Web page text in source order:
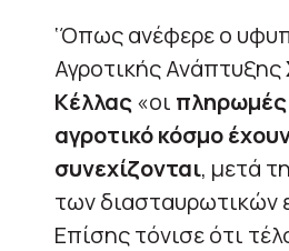
‘Όπως ανέφερε ο
Αγροτικής Ανάπτυξης
Κέλλας«οι
αγροτικό κόσμο
συνεχίζονται, μετά
των διασταυρωτικών
Επίσης τόνισε ότι